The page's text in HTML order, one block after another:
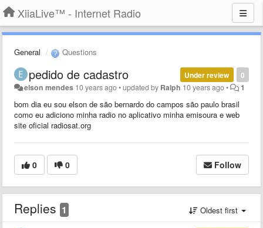
XiiaLive™ - Internet Radio
General Questions
0
Under review
pedido de cadastro
elson mendes 10 years ago•updated by Ralph 10 years ago• 1
bom dia eu sou elson de são bernardo do campos são paulo brasil
como eu adiciono minha radio no aplicativo minha emisoura e web
site oficial radiosat.org
0 0 Follow
Replies 1 Oldest first